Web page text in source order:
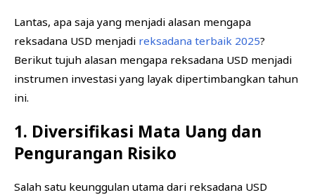
Lantas, apa saja yang menjadi alasan mengapa
reksadana USD menjadi reksadana terbaik 2025?
Berikut tujuh alasan mengapa reksadana USD menjadi
instrumen investasi yang layak dipertimbangkan tahun
ini.
1. Diversifikasi Mata Uang dan
Pengurangan Risiko
Salah satu keunggulan utama dari reksadana USD